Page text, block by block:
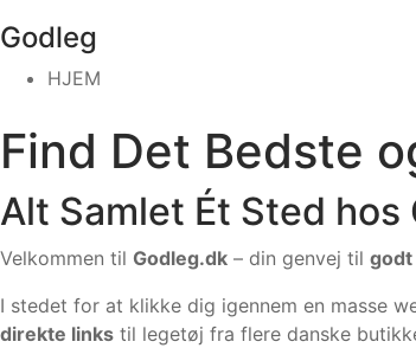
Godleg
HJEM
Find Det Bedste
Alt Samlet Ét Sted hos
Velkommen til Godleg.dk – din genvej til
I stedet for at klikke dig igennem en masse
direkte links til legetøj fra flere danske